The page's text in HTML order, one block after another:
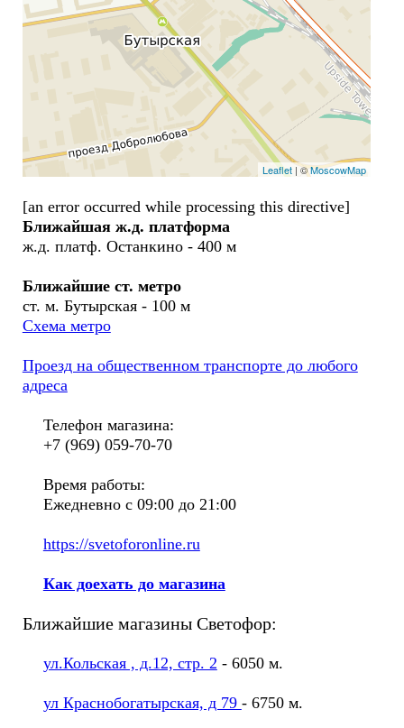
Leaflet| ©MoscowMap
[an error occurred while processing this directive]
Ближайшая ж.д. платформа
ж.д. платф. Останкино - 400 м
Ближайшие ст. метро
ст. м. Бутырская - 100 м
Схема метро
Проезд на общественном транспорте до любого
адреса
Телефон магазина:
+7 (969) 059-70-70
Время работы:
Ежедневно с 09:00 до 21:00
https://svetoforonline.ru
Как доехать до магазина
Ближайшие магазины Светофор:
ул.Кольская , д.12, стр. 2 - 6050 м.
ул Краснобогатырская, д 79 - 6750 м.